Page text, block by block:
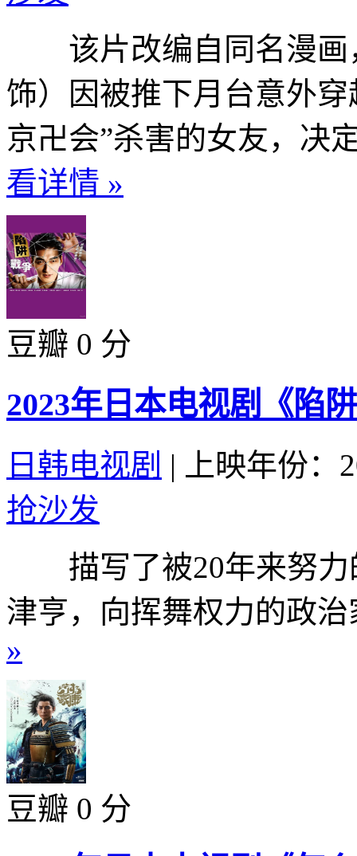
该片改编自同名漫画
饰）因被推下月台意外
京卍会”杀害的女友，决
看详情 »
豆瓣 0 分
2023年日本电视剧《陷
日韩电视剧 |
上映年份：
抢沙发
描写了被20年来努力
津亨，向挥舞权力的政
»
豆瓣 0 分